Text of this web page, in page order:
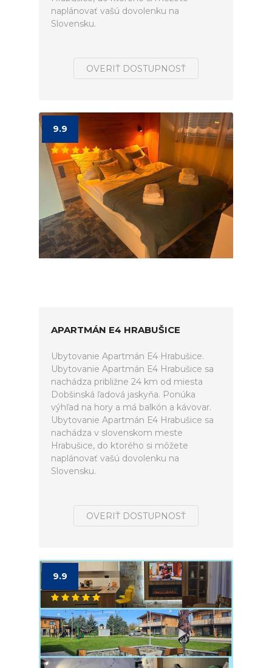
naplánovať vašú dovolenku na
Slovensku.
OVERIŤ DOSTUPNOSŤ
9.9
APARTMÁN E4 HRABUŠICE
Ubytovanie Apartmán E4 Hrabušice.
Ubytovanie Apartmán E4 Hrabušice sa
nachádza približne 24 km od miesta
Dobšinská ľadová jaskyňa. Ponúka
výhľad na hory a má balkón a kávovar.
Ubytovanie Apartmán E4 Hrabušice sa
nachádza v slovenskom meste
Hrabušice, do ktorého si môžete
naplánovať vašú dovolenku na
Slovensku.
OVERIŤ DOSTUPNOSŤ
9.9